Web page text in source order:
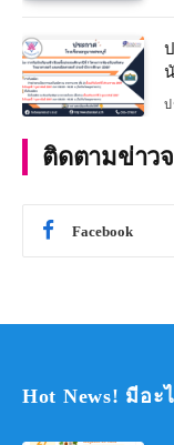
ป
ป
ติดตามข่าวจ
Facebook
Hot News! มีอะ